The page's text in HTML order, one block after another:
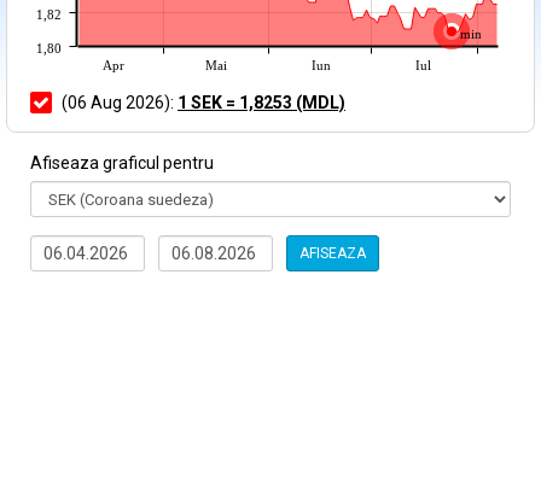
min
Apr Mai Iun Iul
1,80
1,82
(06 Aug 2026): 1 SEK = 1,8253 (MDL)
Afiseaza graficul pentru
AFISEAZA